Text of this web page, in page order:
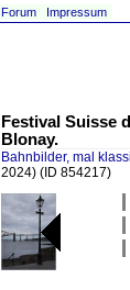
Forum Impressum
Festival Suisse
Blonay.
Bahnbilder, mal
2024) (ID 854217)